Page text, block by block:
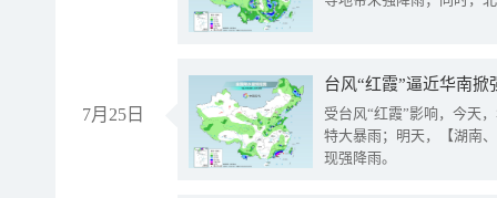
7月25日
台风“红霞”逼近华南
受台风“红霞”影响，今天
特大暴雨；明天，【湖南
现强降雨。